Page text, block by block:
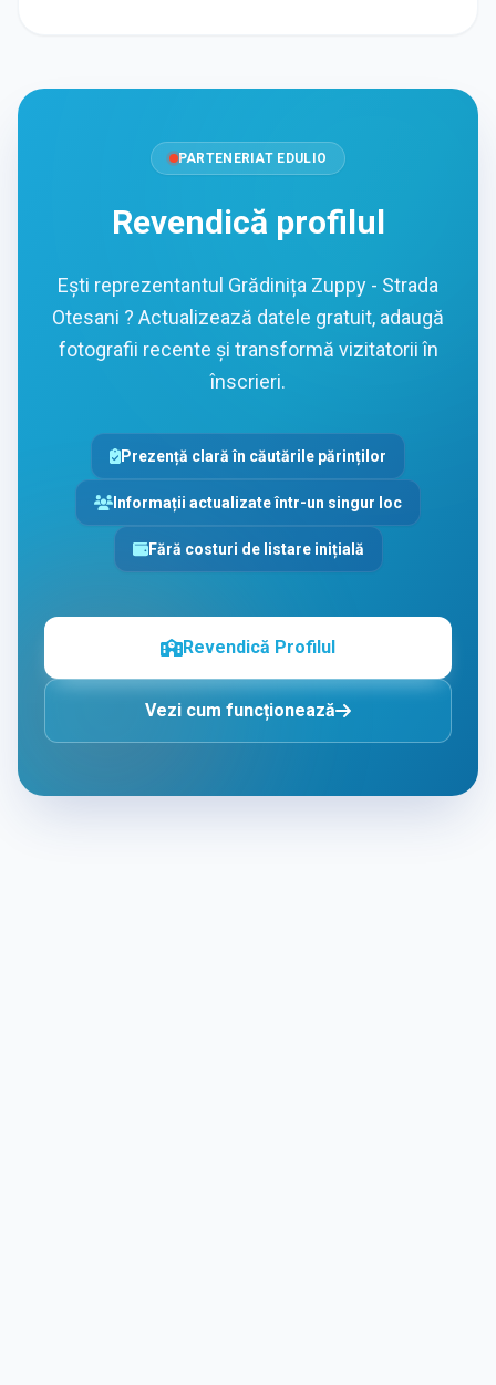
PARTENERIAT EDULIO
Revendică profilul
Ești reprezentantul Grădinița Zuppy - Strada
Otesani ? Actualizează datele gratuit, adaugă
fotografii recente și transformă vizitatorii în
înscrieri.
Prezență clară în căutările părinților
Informații actualizate într-un singur loc
Fără costuri de listare inițială
Revendică Profilul
Vezi cum funcționează